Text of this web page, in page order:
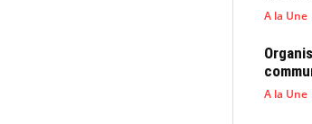
A la Une
A la Une